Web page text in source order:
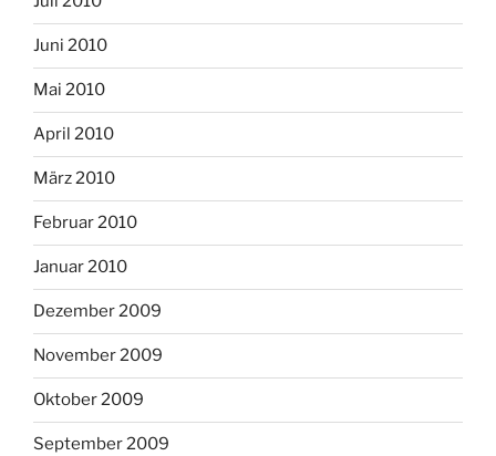
Juni 2010
Mai 2010
April 2010
März 2010
Februar 2010
Januar 2010
Dezember 2009
November 2009
Oktober 2009
September 2009